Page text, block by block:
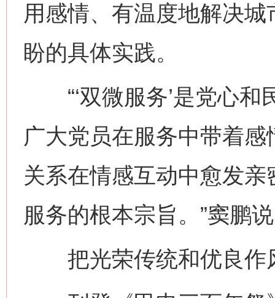
用感情、有温度地解决城
盼的具体实践。
“‘双微服务’是党心和
广大党员在服务中带着
关系在情感互动中愈发
服务的根本宗旨。”窦鹏
把光荣传统和优良作